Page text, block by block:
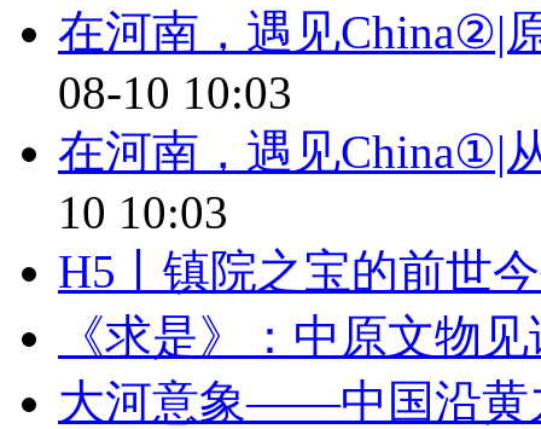
在河南，遇见China②|
08-10 10:03
在河南，遇见China①|
10 10:03
H5丨镇院之宝的前世
《求是》：中原文物
大河意象——中国沿黄